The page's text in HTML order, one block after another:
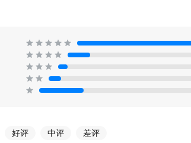
好评 中评 差评